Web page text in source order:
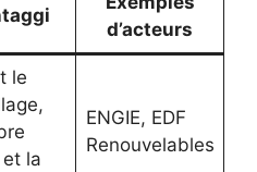
d’acteurs
le
et la
ENGIE, EDF
Renouvelables